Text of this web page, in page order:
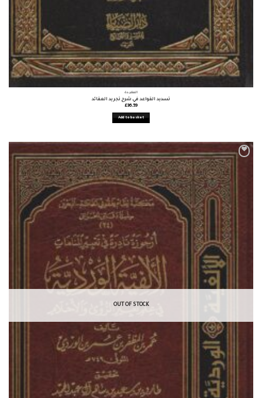
العقيدة
تسديد القواعد في شرح تجريد العقائد
£36.59
Add to basket
OUT OF STOCK